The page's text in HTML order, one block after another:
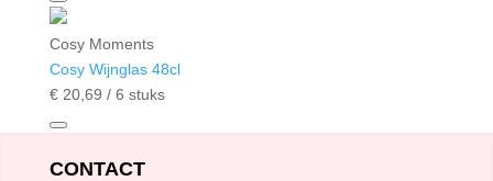
Cosy Moments
Cosy Wijnglas 48cl
€ 20, 69 / 6 stuks
CONTACT